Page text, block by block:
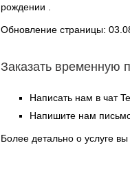
рождении .
Обновление страницы:
Заказать временную
Написать нам в чат
Напишите нам
Более детально о услуге